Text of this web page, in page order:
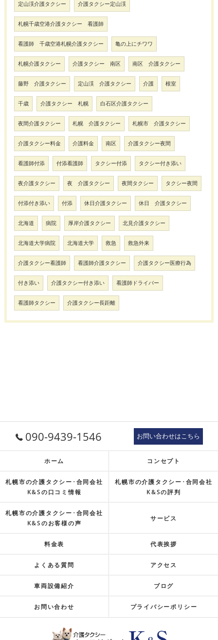
定山渓介護タクシー 介護タクシー定山渓
札幌千歳空港介護タクシー 看護師
看護師 千歳空港札幌介護タクシー 亀の上にチワワ
札幌介護タクシー 介護タクシー 南区 南区 介護タクシー
藤野 介護タクシー 定山渓 介護タクシー 介護 根室
千歳 介護タクシー 札幌 白石区介護タクシー
夜間介護タクシー 札幌 介護タクシー 札幌市 介護タクシー
介護タクシー料金 介護料金 南区 介護タクシー夜間
看護師付添 付添看護師 タクシー付添 タクシー付き添い
夜介護タクシー 夜 介護タクシー 夜間タクシー タクシー夜間
付添付き添い 付添 休日介護タクシー 休日 介護タクシー
北海道 病院 厚岸介護タクシー 北見介護タクシー
北海道大学病院 北海道大学 救急 救急外来
介護タクシー看護師 看護師介護タクシー 介護タクシー医療行為
付き添い 介護タクシー付き添い 看護師ドライバー
看護師タクシー 介護タクシー長距離
090-9439-1546 お問い合わせはこちら
ホーム コンセプト
札幌市の介護タクシー･合同会社
K&Sの口コミ情報
札幌市の介護タクシー･合同会社
K&Sの評判
札幌市の介護タクシー･合同会社
K&Sのお客様の声
サービス
料金表 代表挨拶
よくある質問 アクセス
車両設備紹介 ブログ
お問い合わせ プライバシーポリシー